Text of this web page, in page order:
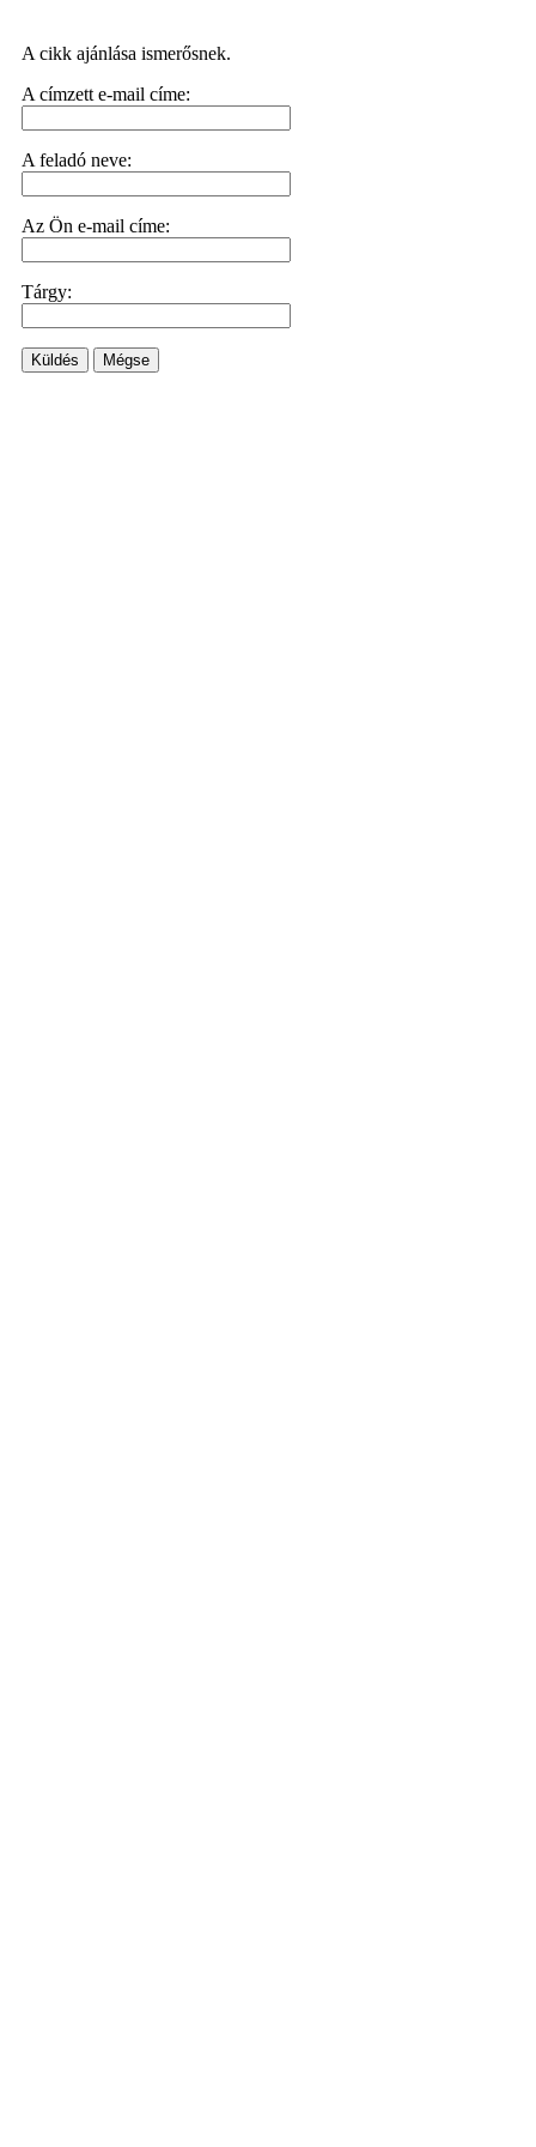
A cikk ajánlása ismerősnek.
A címzett e-mail címe:
A feladó neve:
Az Ön e-mail címe:
Tárgy:
Küldés Mégse